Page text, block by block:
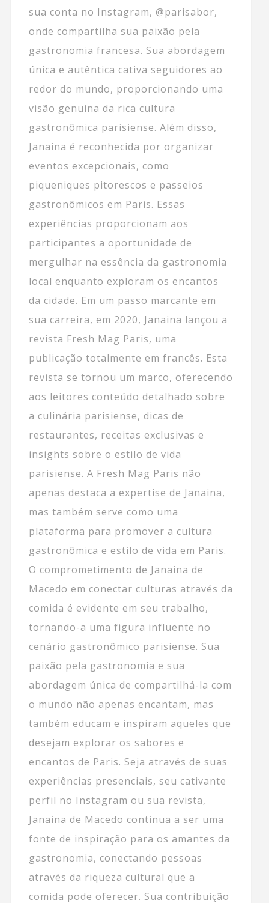
sua conta no Instagram, @parisabor,
onde compartilha sua paixão pela
gastronomia francesa. Sua abordagem
única e autêntica cativa seguidores ao
redor do mundo, proporcionando uma
visão genuína da rica cultura
gastronômica parisiense. Além disso,
Janaina é reconhecida por organizar
eventos excepcionais, como
piqueniques pitorescos e passeios
gastronômicos em Paris. Essas
experiências proporcionam aos
participantes a oportunidade de
mergulhar na essência da gastronomia
local enquanto exploram os encantos
da cidade. Em um passo marcante em
sua carreira, em 2020, Janaina lançou a
revista Fresh Mag Paris, uma
publicação totalmente em francês. Esta
revista se tornou um marco, oferecendo
aos leitores conteúdo detalhado sobre
a culinária parisiense, dicas de
restaurantes, receitas exclusivas e
insights sobre o estilo de vida
parisiense. A Fresh Mag Paris não
apenas destaca a expertise de Janaina,
mas também serve como uma
plataforma para promover a cultura
gastronômica e estilo de vida em Paris.
O comprometimento de Janaina de
Macedo em conectar culturas através da
comida é evidente em seu trabalho,
tornando-a uma figura influente no
cenário gastronômico parisiense. Sua
paixão pela gastronomia e sua
abordagem única de compartilhá-la com
o mundo não apenas encantam, mas
também educam e inspiram aqueles que
desejam explorar os sabores e
encantos de Paris. Seja através de suas
experiências presenciais, seu cativante
perfil no Instagram ou sua revista,
Janaina de Macedo continua a ser uma
fonte de inspiração para os amantes da
gastronomia, conectando pessoas
através da riqueza cultural que a
comida pode oferecer. Sua contribuição